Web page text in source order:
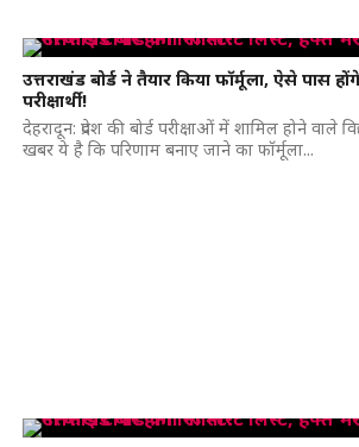
उत्तराखंड बोर्ड ने तैयार किया फॉर्मूला, ऐसे पास
परीक्षार्थी!
देहरादून: प्रदेश की बोर्ड परीक्षाओं में शामिल होने वाले
खबर ये है कि परिणाम बनाए जाने का फॉर्मूला...